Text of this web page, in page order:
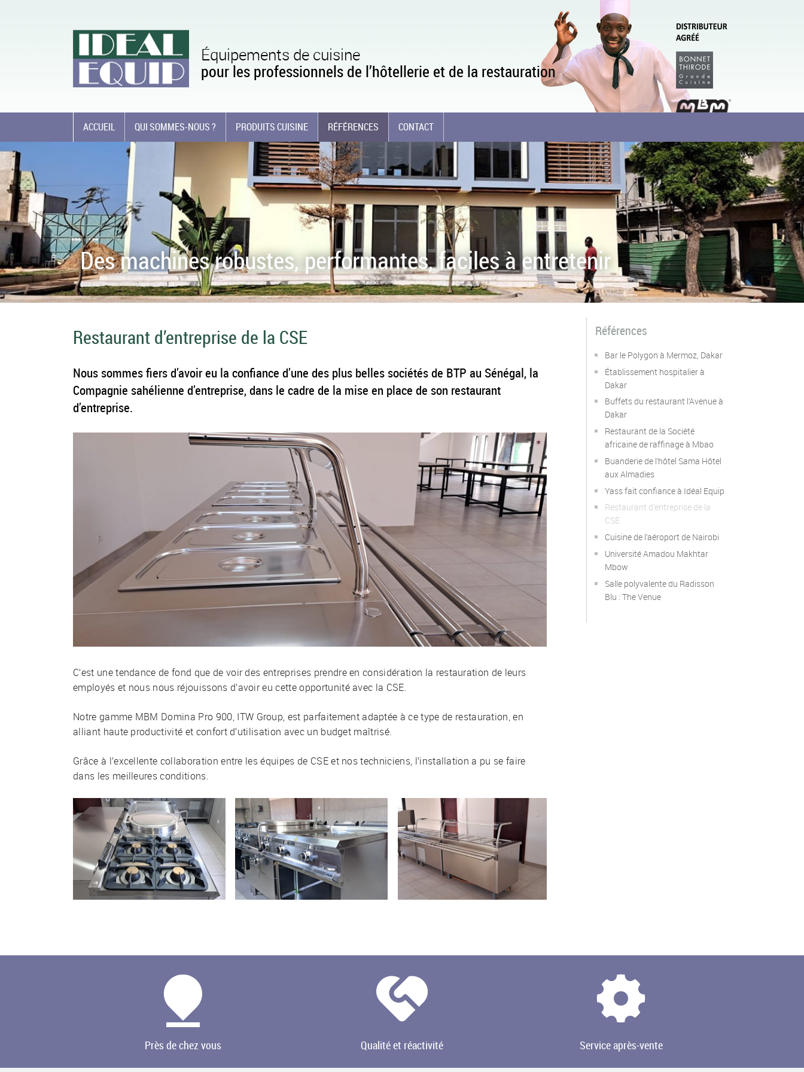
Équipements de cuisine
pour les professionnels de l’hôtellerie et de la restauration
ACCUEIL QUI SOMMES-NOUS ? PRODUITS CUISINE RÉFÉRENCES CONTACT
Des machines robustes, performantes, faciles à entretenir
Restaurant d’entreprise de la CSE
Nous sommes fiers d’avoir eu la confiance d’une des plus belles sociétés de BTP au Sénégal, la
Compagnie sahélienne d’entreprise, dans le cadre de la mise en place de son restaurant
d’entreprise.
C’est une tendance de fond que de voir des entreprises prendre en considération la restauration de leurs
employés et nous nous réjouissons d’avoir eu cette opportunité avec la CSE.
Notre gamme MBM Domina Pro 900, ITW Group, est parfaitement adaptée à ce type de restauration, en
alliant haute productivité et confort d’utilisation avec un budget maîtrisé.
Grâce à l’excellente collaboration entre les équipes de CSE et nos techniciens, l’installation a pu se faire
dans les meilleures conditions.
Références
Bar le Polygon à Mermoz, Dakar
Établissement hospitalier à
Dakar
Buffets du restaurant l’Avenue à
Dakar
Restaurant de la Société
africaine de raffinage à Mbao
Buanderie de l’hôtel Sama Hôtel
aux Almadies
Yass fait confiance à Idéal Equip
Restaurant d’entreprise de la
CSE
Cuisine de l’aéroport de Nairobi
Université Amadou Makhtar
Mbow
Salle polyvalente du Radisson
Blu : The Venue
Près de chez vous Qualité et réactivité Service après-vente